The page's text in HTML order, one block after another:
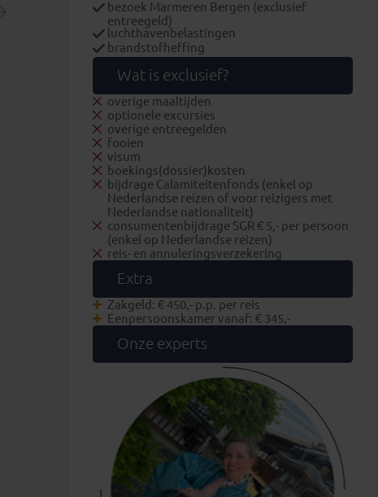
bezoek Marmeren Bergen (exclusief
entreegeld)
luchthavenbelastingen
brandstofheffing
Wat is exclusief?
overige maaltijden
optionele excursies
overige entreegelden
fooien
visum
boekings(dossier)kosten
bijdrage Calamiteitenfonds (enkel op
Nederlandse reizen of voor reizigers met
Nederlandse nationaliteit)
consumentenbijdrage SGR € 5,- per persoon
(enkel op Nederlandse reizen)
reis- en annuleringsverzekering
Extra
Zakgeld: € 450,- p.p. per reis
Eenpersoonskamer vanaf: € 345,-
Onze experts